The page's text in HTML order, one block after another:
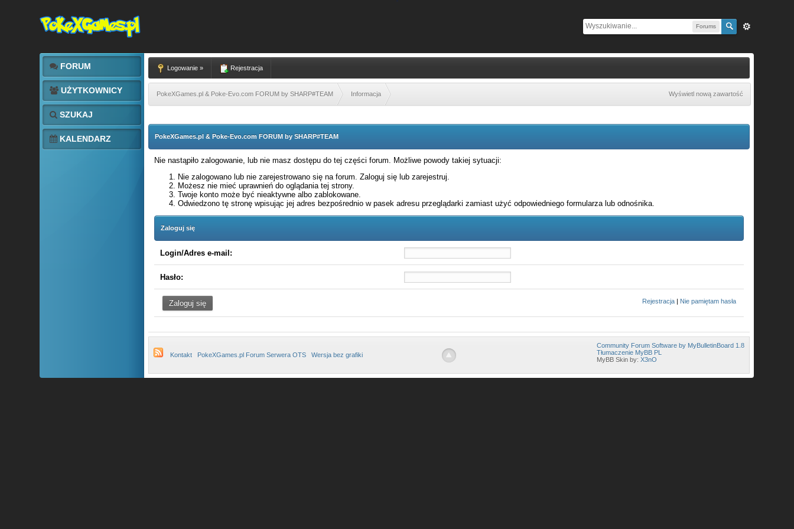
Forums
FORUM
UŻYTKOWNICY
SZUKAJ
KALENDARZ
Logowanie » Rejestracja
PokeXGames.pl & Poke-Evo.com FORUM by SHARP#TEAM Informacja Wyświetl nową zawartość
PokeXGames.pl & Poke-Evo.com FORUM by SHARP#TEAM
Nie nastąpiło zalogowanie, lub nie masz dostępu do tej części forum. Możliwe powody takiej sytuacji:
Nie zalogowano lub nie zarejestrowano się na forum. Zaloguj się lub zarejestruj.
Możesz nie mieć uprawnień do oglądania tej strony.
Twoje konto może być nieaktywne albo zablokowane.
Odwiedzono tę stronę wpisując jej adres bezpośrednio w pasek adresu przeglądarki zamiast użyć odpowiedniego formularza lub odnośnika.
Zaloguj się
Login/Adres e-mail:
Hasło:
Rejestracja | Nie pamiętam hasła
Kontakt PokeXGames.pl Forum Serwera OTS Wersja bez grafiki
Community Forum Software by MyBulletinBoard 1.8
Tłumaczenie MyBB PL
MyBB Skin by:X3nO